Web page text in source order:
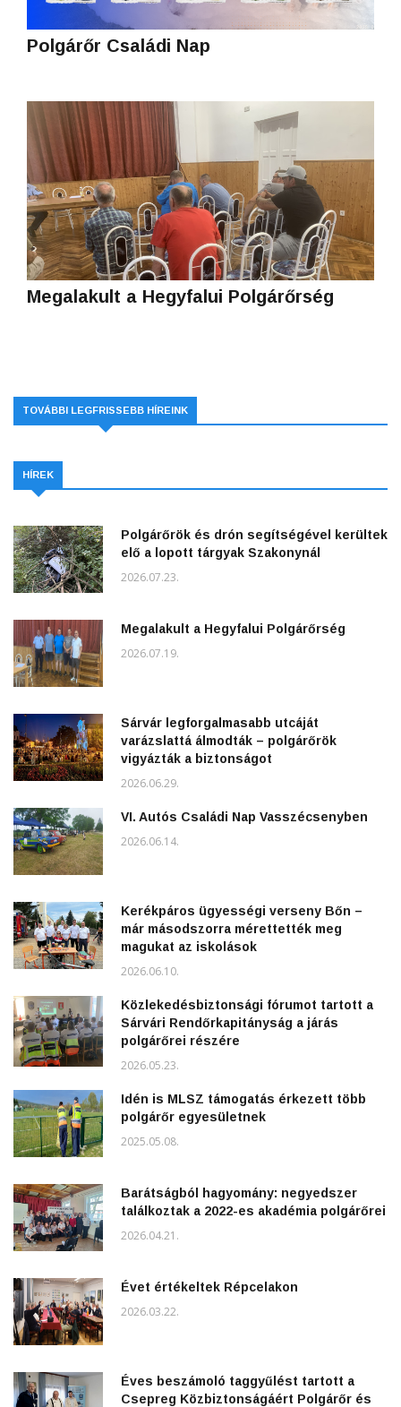
Polgárőr Családi Nap
Megalakult a Hegyfalui Polgárőrség
TOVÁBBI LEGFRISSEBB HÍREINK
HÍREK
Polgárőrök és drón segítségével kerültek
elő a lopott tárgyak Szakonynál
2026.07.23.
Megalakult a Hegyfalui Polgárőrség
2026.07.19.
Sárvár legforgalmasabb utcáját
varázslattá álmodták – polgárőrök
vigyázták a biztonságot
2026.06.29.
VI. Autós Családi Nap Vasszécsenyben
2026.06.14.
Kerékpáros ügyességi verseny Bőn –
már másodszorra mérettették meg
magukat az iskolások
2026.06.10.
Közlekedésbiztonsági fórumot tartott a
Sárvári Rendőrkapitányság a járás
polgárőrei részére
2026.05.23.
Idén is MLSZ támogatás érkezett több
polgárőr egyesületnek
2025.05.08.
Barátságból hagyomány: negyedszer
találkoztak a 2022-es akadémia polgárőrei
2026.04.21.
Évet értékeltek Répcelakon
2026.03.22.
Éves beszámoló taggyűlést tartott a
Csepreg Közbiztonságáért Polgárőr és